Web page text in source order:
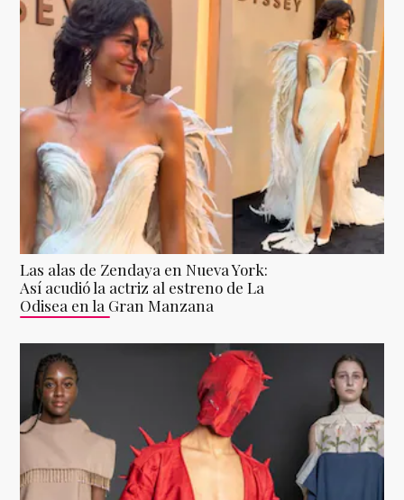
Las alas de Zendaya en Nueva York:
Así acudió la actriz al estreno de La
Odisea en la Gran Manzana